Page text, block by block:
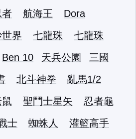
者 航海王
Dora
界 七龍珠
七龍珠
Ben 10 天兵公園
三國
北斗神拳
亂馬1/2
聖鬥士星矢
忍者龜
士 蜘蛛人
灌籃高手